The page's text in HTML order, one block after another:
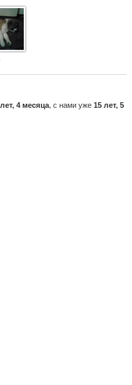
4 месяца, с нами уже 15 лет, 5